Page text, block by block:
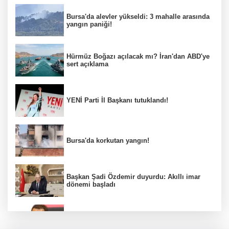
Bursa'da alevler yükseldi: 3 mahalle arasında
yangın paniği!
Hürmüz Boğazı açılacak mı? İran'dan ABD'ye
sert açıklama
YENİ Parti İl Başkanı tutuklandı!
Bursa'da korkutan yangın!
Başkan Şadi Özdemir duyurdu: Akıllı imar
dönemi başladı